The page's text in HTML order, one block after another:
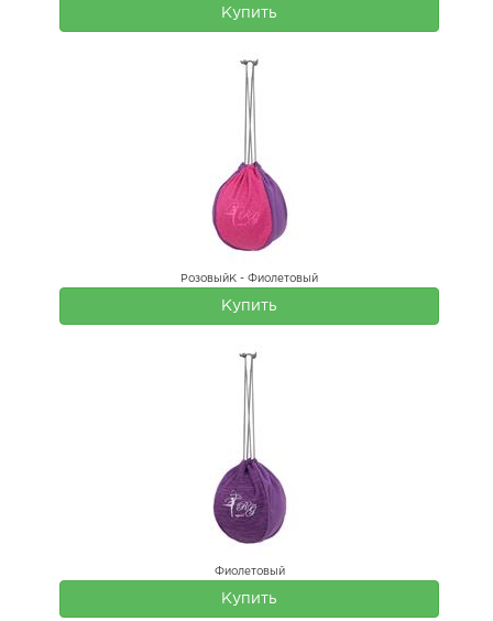
Купить
РозовыйК - Фиолетовый
Купить
Фиолетовый
Купить